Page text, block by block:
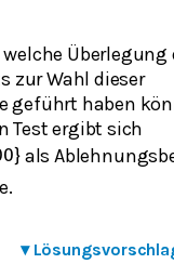
welche Überlegung
zur Wahl dieser
geführt haben
Test ergibt sich
} als
▾